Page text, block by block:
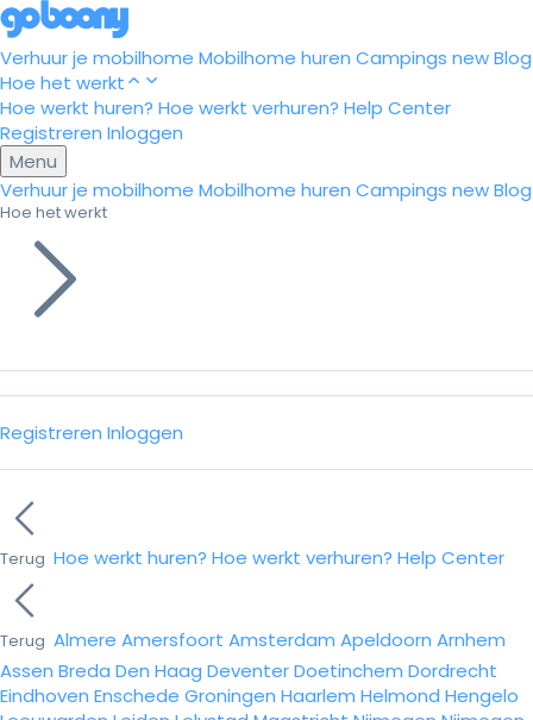
Verhuur je mobilhome Mobilhome huren Campings newBlog
Hoe het werkt
Hoe werkt huren? Hoe werkt verhuren? Help Center
Registreren Inloggen
Menu
Verhuur je mobilhome Mobilhome huren Campings newBlog
Hoe het werkt
Registreren Inloggen
Terug Hoe werkt huren? Hoe werkt verhuren? Help Center
Terug Almere Amersfoort Amsterdam Apeldoorn Arnhem
Assen Breda Den Haag DeventerDoetinchem Dordrecht
Eindhoven Enschede Groningen Haarlem Helmond Hengelo